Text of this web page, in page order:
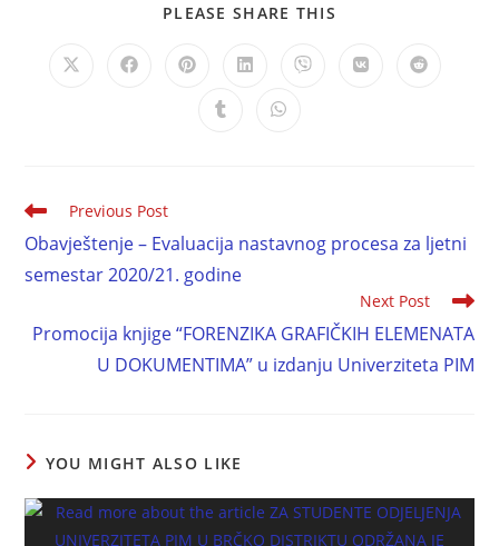
PLEASE SHARE THIS
Previous Post
Obavještenje – Evaluacija nastavnog procesa za ljetni
semestar 2020/21. godine
Next Post
Promocija knjige “FORENZIKA GRAFIČKIH ELEMENATA
U DOKUMENTIMA” u izdanju Univerziteta PIM
YOU MIGHT ALSO LIKE